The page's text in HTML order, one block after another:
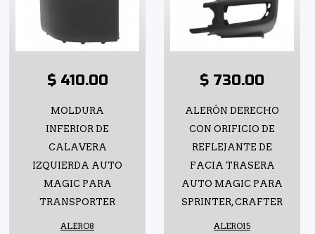
$ 410.00
MOLDURA
INFERIOR DE
CALAVERA
IZQUIERDA AUTO
MAGIC PARA
TRANSPORTER
ALERO8
$ 730.00
ALERÓN DERECHO
CON ORIFICIO DE
REFLEJANTE DE
FACIA TRASERA
AUTO MAGIC PARA
SPRINTER, CRAFTER
ALERO15